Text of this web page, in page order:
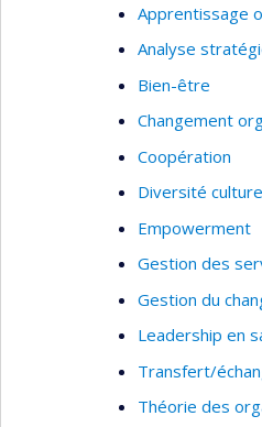
Apprentissage
Analyse
Bien-être
Changement
Coopération
Diversité
Empowerment
Gestion des
Gestion du
Leadership en
Transfert/
Théorie des